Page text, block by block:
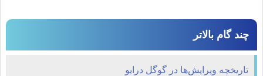
چند گام بالاتر
تاریخچه ویرایش‌ها در گوگل درایو